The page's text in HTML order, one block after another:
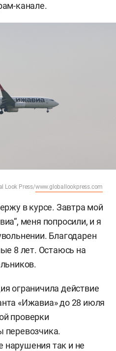
канале.
Look Press/www.globallookpress.com
в курсе. Завтра мой
меня попросили, и я
Благодарен
8 лет. Остаюсь на
ограничила действие
«Ижавиа» до 28 июля
проверки
перевозчика.
нарушения так и не